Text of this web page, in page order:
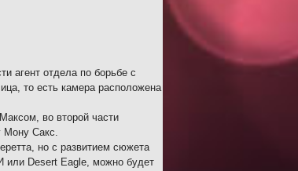
агент отдела по борьбе с
то есть камера расположена
во второй части
Мону Сакс.
но с развитием сюжета
или Desert Eagle, можно будет